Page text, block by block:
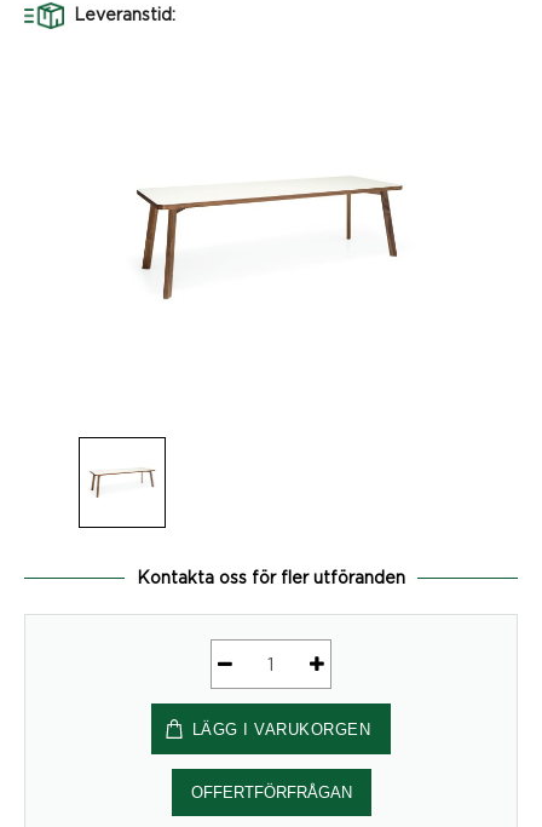
Leveranstid:
Kontakta oss för fler utföranden
Soffbord
COUTURE
mängd
LÄGG I VARUKORGEN
OFFERTFÖRFRÅGAN